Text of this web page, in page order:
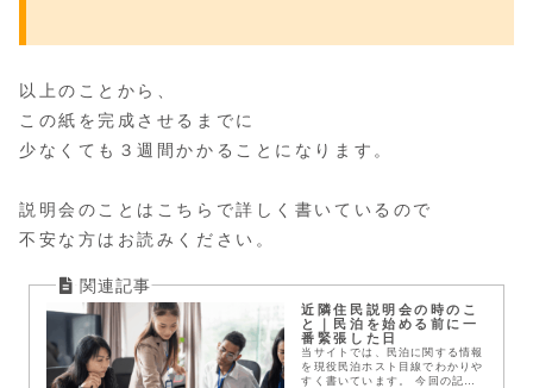
以上のことから、
この紙を完成させるまでに
少なくても３週間かかることになります。
説明会のことはこちらで詳しく書いているので
不安な方はお読みください。
近隣住民説明会の時のこ
と｜民泊を始める前に一
番緊張した日
当サイトでは、民泊に関する情報
を現役民泊ホスト目線でわかりや
すく書いています。 今回の記事